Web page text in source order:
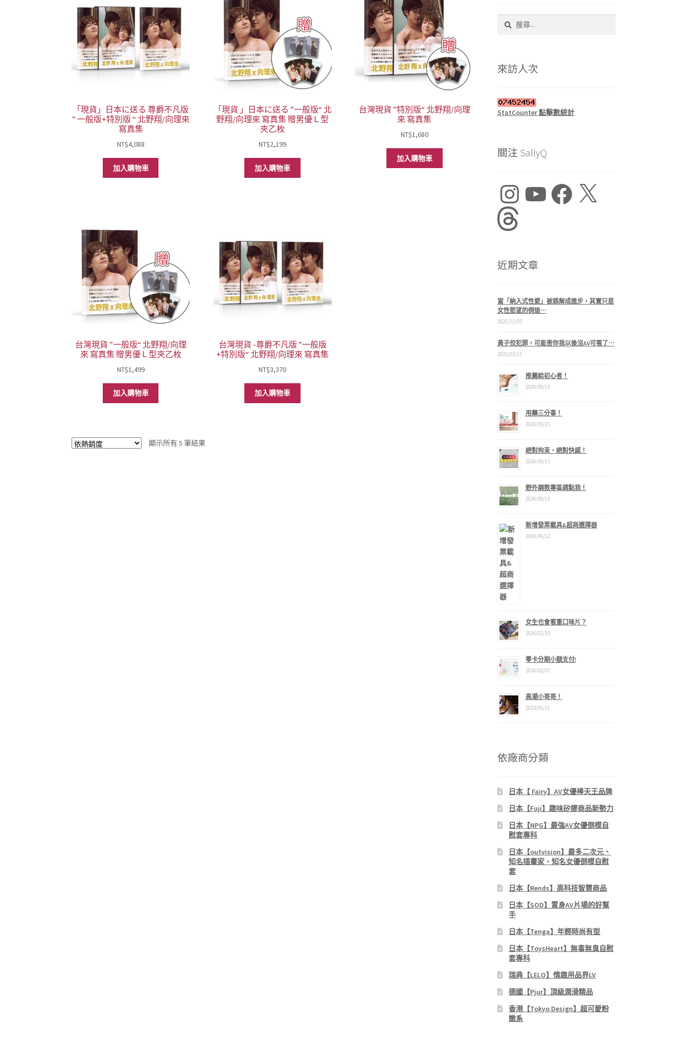
「現貨」日本に送る 尊爵不凡版
” 一般版+特別版 “ 北野翔/向理來
寫真集
NT$4,088
加入購物車
「現貨 」日本に送る ”一般版“ 北
野翔/向理來 寫真集 贈男優Ｌ型
夾乙枚
NT$2,199
加入購物車
台灣現貨 ”特別版“ 北野翔/向理
來 寫真集
NT$1,680
加入購物車
台灣現貨 ”一般版“ 北野翔/向理
來 寫真集 贈男優Ｌ型夾乙枚
NT$1,499
加入購物車
台灣現貨 -尊爵不凡版 ”一般版
+特別版“ 北野翔/向理來 寫真集
NT$3,370
加入購物車
顯示所有 5 筆結果
字:
來訪人次
StatCounter 點擊數統計
關注 SallyQ
Instagram Facebook
Threads
近期文章
當「納入式性愛」被誤解成進步，其實只是
女性慾望的倒退⋯
2025/11/03
黃子佼犯罪，可能害你我以後沒AV可看了⋯
2025/03/15
推薦給初心者！
2024/09/15
用藥三分毒！
2024/09/15
絕對拘束、絕對快感！
2024/09/15
野外調教專區請點我！
2024/09/15
新增發票載具&超商選擇器
2024/06/12
女生也會看重口味片？
2024/02/19
零卡分期小額支付!
2024/02/07
高潮小哥哥！
2023/05/11
依廠商分類
日本【 Fairy】AV女優棒天王品牌
日本【Fuji】趣味矽膠商品新勢力
日本【NPG】最強AV女優倒模自
慰套專科
日本【outvision】最多二次元、
知名插畫家、知名女優倒模自慰
套
日本【Rends】高科技智慧商品
日本【SOD】置身AV片場的好幫
手
日本【Tenga】年輕時尚有型
日本【ToysHeart】無毒無臭自慰
套專科
瑞典【LELO】情趣用品界LV
德國【Pjur】頂級潤滑精品
香港【Tokyo Design】超可愛粉
嫩系